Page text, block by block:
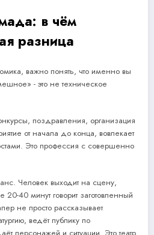
в чём
разница
важно понять, что именно вы
- это не техническое
поздравления, организация
от начала до конца, вовлекает
Это профессия с совершенно
Человек выходит на сцену,
40 минут говорит заготовленный
не просто рассказывает
ведёт публику по